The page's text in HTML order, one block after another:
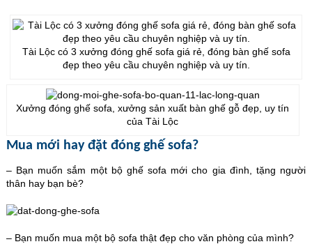
Tài Lộc có 3 xưởng đóng ghế sofa giá rẻ, đóng bàn ghế sofa
đẹp theo yêu cầu chuyên nghiệp và uy tín.
Xưởng đóng ghế sofa, xưởng sản xuất bàn ghế gỗ đẹp, uy tín
của Tài Lộc
Mua mới hay đặt đóng ghế sofa?
– Bạn muốn sắm một bộ ghế sofa mới cho gia đình, tặng người
thân hay bạn bè?
– Bạn muốn mua một bộ sofa thật đẹp cho văn phòng của mình?